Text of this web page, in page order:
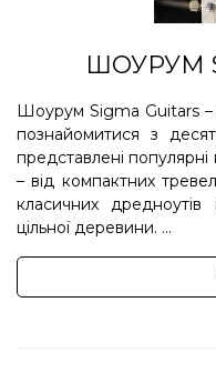
ШОУРУМ
Шоурум Sigma Guitars
познайомитися з
представлені
– від компактних
класичних дредноутів
цільної деревини. ...